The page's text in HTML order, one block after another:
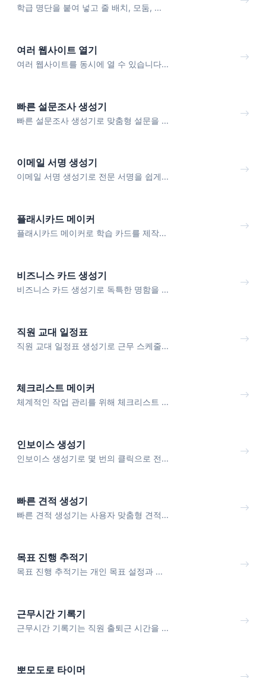
학급 명단을 붙여 넣고 줄 배치, 모둠, ...
여러 웹사이트 열기
여러 웹사이트를 동시에 열 수 있습니다...
빠른 설문조사 생성기
빠른 설문조사 생성기로 맞춤형 설문을 ...
이메일 서명 생성기
이메일 서명 생성기로 전문 서명을 쉽게...
플래시카드 메이커
플래시카드 메이커로 학습 카드를 제작...
비즈니스 카드 생성기
비즈니스 카드 생성기로 독특한 명함을 ...
직원 교대 일정표
직원 교대 일정표 생성기로 근무 스케줄...
체크리스트 메이커
체계적인 작업 관리를 위해 체크리스트 ...
인보이스 생성기
인보이스 생성기로 몇 번의 클릭으로 전...
빠른 견적 생성기
빠른 견적 생성기는 사용자 맞춤형 견적...
목표 진행 추적기
목표 진행 추적기는 개인 목표 설정과 ...
근무시간 기록기
근무시간 기록기는 직원 출퇴근 시간을 ...
뽀모도로 타이머